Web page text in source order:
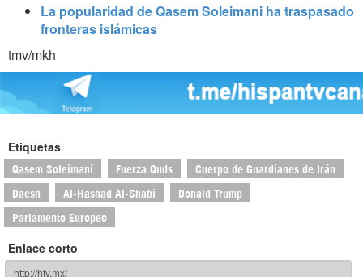
La popularidad de Qasem Soleimani ha traspasado
fronteras islámicas
tmv/mkh
Etiquetas
Qasem Soleimani Fuerza Quds Cuerpo de Guardianes de Irán
Daesh Al-Hashad Al-Shabi Donald Trump
Parlamento Europeo
Enlace corto